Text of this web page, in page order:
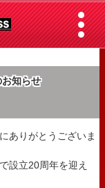
知らせ
ありがとうございま
設立20周年を迎え